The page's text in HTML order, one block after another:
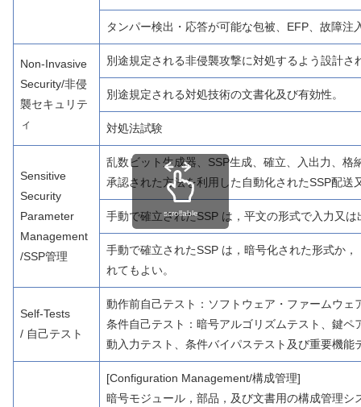
タンパー検出・応答が可能な包被、EFP、故障注
Non-Invasive
Security/非侵
襲セキュリテ
ィ
別途規定される非侵襲攻撃に対処するよう設計さ
別途規定される対処技術の文書化及び有効性。
対処法試験
Sensitive
Security
Parameter
Management
/SSP管理
乱数ビット生成器、SSP生成、確立、入出力、格
承認された方法を利用した自動化されたSSP配送
手動で確立されたSSP は，平文の形式で入力又
手動で確立されたSSP は，暗号化された形式か
れてもよい。
Self-Tests
/ 自己テスト
動作前自己テスト：ソフトウェア・ファームウ
条件自己テスト：暗号アルゴリズムテスト、鍵
動入力テスト、条件バイパステスト及び重要機能
[Configuration Management/構成管理]
暗号モジュール，部品，及び文書用の構成管理
scrollable